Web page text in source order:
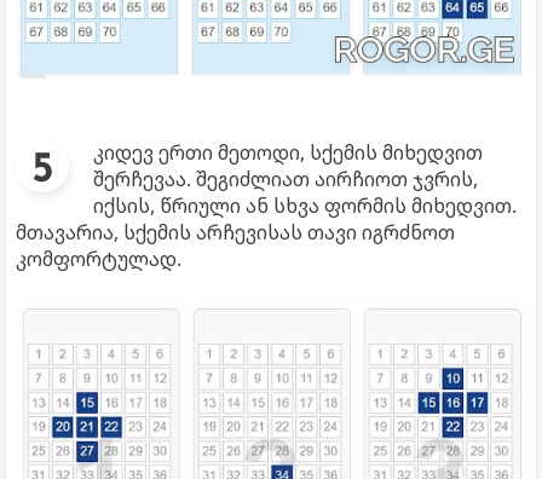
კიდევ ერთი მეთოდი, სქემის მიხედვით
შერჩევაა. შეგიძლიათ აირჩიოთ ჯვრის,
იქსის, წრიული ან სხვა ფორმის მიხედვით.
მთავარია, სქემის არჩევისას თავი იგრძნოთ
კომფორტულად.